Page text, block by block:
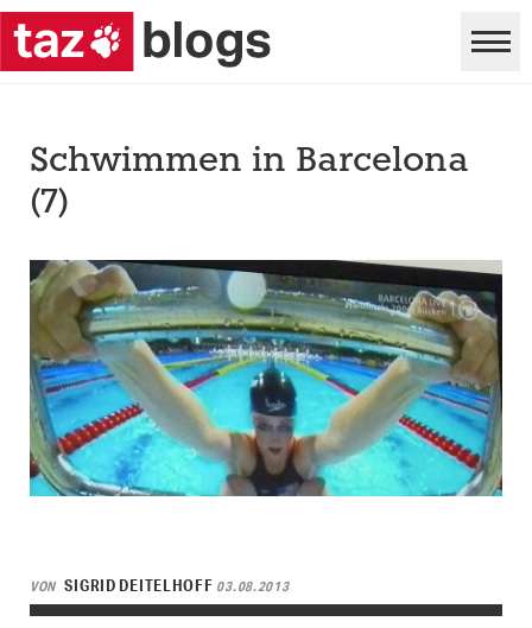
Schwimmen in Barcelona
(7)
VON SIGRID DEITELHOFF 03.08.2013